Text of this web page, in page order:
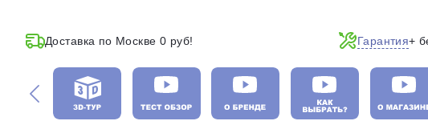
Доставка по Москве 0 руб! Гарантия+
25%